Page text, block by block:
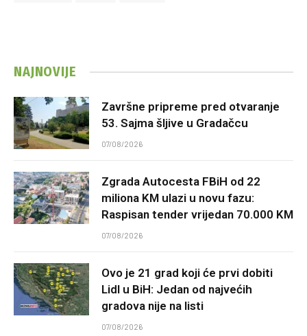
NAJNOVIJE
Završne pripreme pred otvaranje
53. Sajma šljive u Gradačcu
07/08/2026
Zgrada Autocesta FBiH od 22
miliona KM ulazi u novu fazu:
Raspisan tender vrijedan 70.000 KM
07/08/2026
Ovo je 21 grad koji će prvi dobiti
Lidl u BiH: Jedan od najvećih
gradova nije na listi
07/08/2026